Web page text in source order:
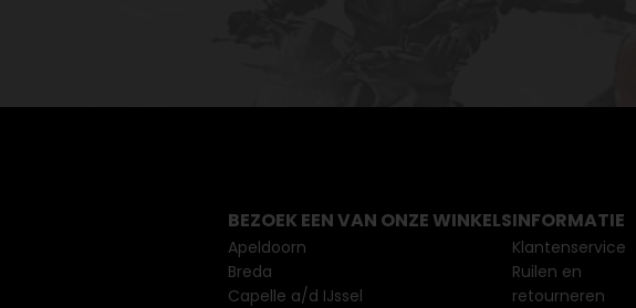
BEZOEK EEN VAN ONZE WINKELS
Apeldoorn
Breda
Capelle a/d IJssel
INFORMATIE
Klantenservice
Ruilen en
retourneren